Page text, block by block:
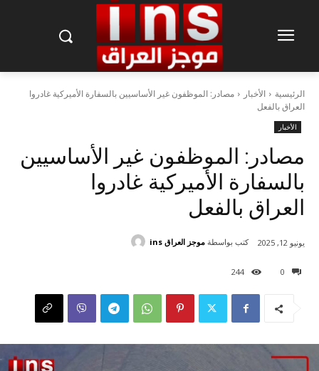
الرئيسية الأخبار
مصادر: الموظفون غير الأساسيين بالسفارة الأميركية غادروا
العراق بالفعل
الأخبار
مصادر: الموظفون غير الأساسيين
بالسفارة الأميركية غادروا
العراق بالفعل
0
244
يونيو 12, 2025 كتب بواسطة موجز العراق ins